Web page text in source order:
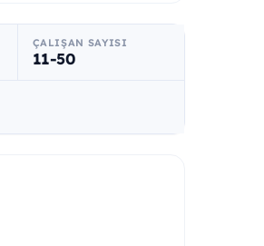
ÇALIŞAN SAYISI
11-50